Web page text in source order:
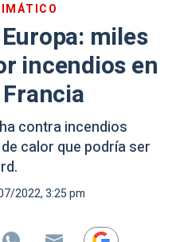
miles
incendios en
contra incendios
calor que podría ser
2022, 3:25 pm